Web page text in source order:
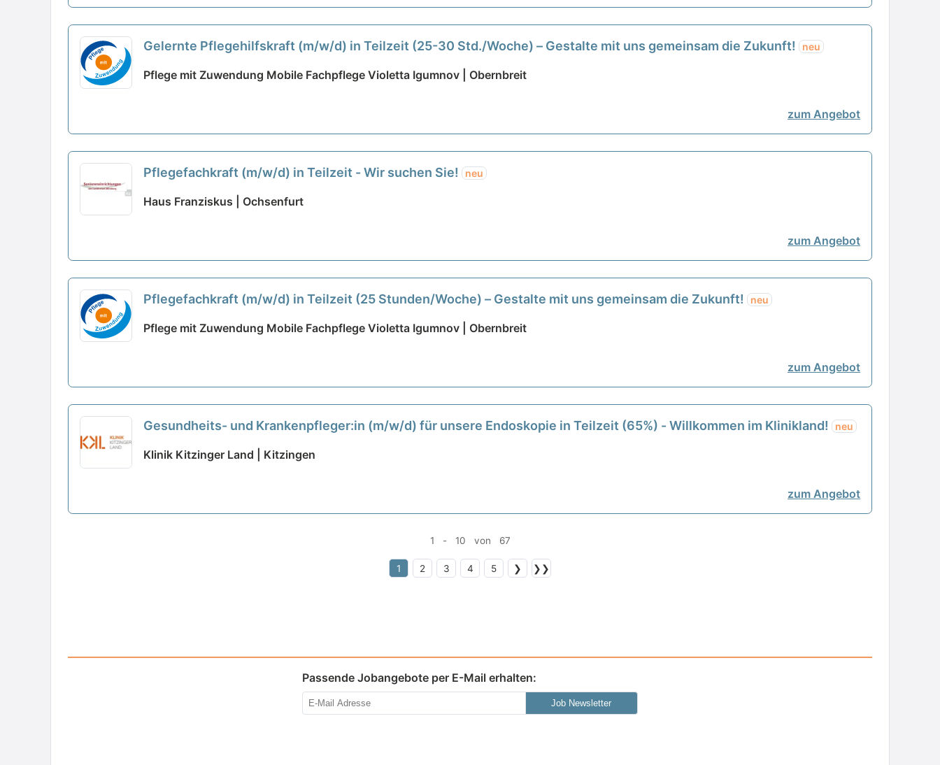
Gelernte Pflegehilfskraft (m/w/d) in Teilzeit (25-30 Std./Woche) – Gestalte mit uns gemeinsam die Zukunft! neu
Pflege mit Zuwendung Mobile Fachpflege Violetta Igumnov | Obernbreit
zum Angebot
Pflegefachkraft (m/w/d) in Teilzeit - Wir suchen Sie! neu
Haus Franziskus | Ochsenfurt
zum Angebot
Pflegefachkraft (m/w/d) in Teilzeit (25 Stunden/Woche) – Gestalte mit uns gemeinsam die Zukunft! neu
Pflege mit Zuwendung Mobile Fachpflege Violetta Igumnov | Obernbreit
zum Angebot
Gesundheits- und Krankenpfleger:in (m/w/d) für unsere Endoskopie in Teilzeit (65%) - Willkommen im Klinikland! neu
Klinik Kitzinger Land | Kitzingen
zum Angebot
1 - 10 von 67
1 2 3 4 5 ❯ ❯❯
Passende Jobangebote per E-Mail erhalten:
Job Newsletter